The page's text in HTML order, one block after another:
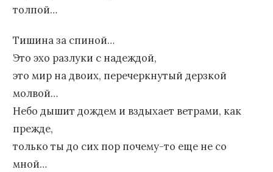
толпой…
Тишина за спиной…
Это эхо разлуки с надеждой,
это мир на двоих, перечеркнутый дерзкой
молвой…
Небо дышит дождем и вздыхает ветрами, как
прежде,
только ты до сих пор почему-то еще не со
мной…